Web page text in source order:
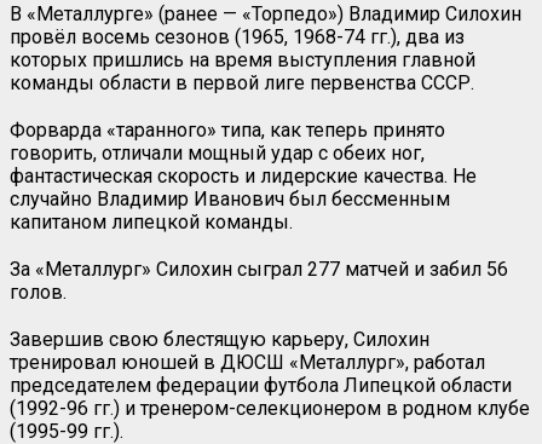
В «Металлурге» (ранее — «Торпедо») Владимир Силохин
провёл восемь сезонов (1965, 1968-74 гг.), два из
которых пришлись на время выступления главной
команды области в первой лиге первенства СССР.
Форварда «таранного» типа, как теперь принято
говорить, отличали мощный удар с обеих ног,
фантастическая скорость и лидерские качества. Не
случайно Владимир Иванович был бессменным
капитаном липецкой команды.
За «Металлург» Силохин сыграл 277 матчей и забил 56
голов.
Завершив свою блестящую карьеру, Силохин
тренировал юношей в ДЮСШ «Металлург», работал
председателем федерации футбола Липецкой области
(1992-96 гг.) и тренером-селекционером в родном клубе
(1995-99 гг.).